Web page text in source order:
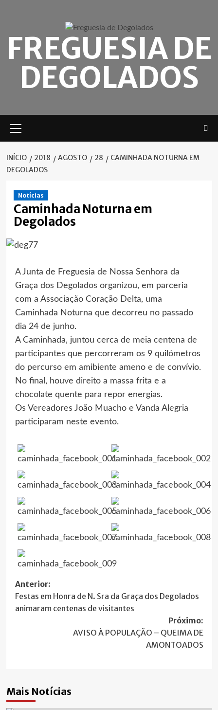
FREGUESIA DE
DEGOLADOS
principal
INÍCIO 2018 AGOSTO 28
CAMINHADA NOTURNA EM
DEGOLADOS
Notícias
Caminhada Noturna em
Degolados
A Junta de Freguesia de Nossa Senhora da
Graça dos Degolados organizou, em parceria
com a Associação Coração Delta, uma
Caminhada Noturna que decorreu no passado
dia 24 de junho.
A Caminhada, juntou cerca de meia centena de
participantes que percorreram os 9 quilómetros
do percurso em amibiente ameno e de convívio.
No final, houve direito a massa frita e a
chocolate quente para repor energias.
Os Vereadores João Muacho e Vanda Alegria
participaram neste evento.
Navegação
de
artigos
Anterior:
Festas em Honra de N. Sra da Graça dos Degolados
animaram centenas de visitantes
Próximo:
AVISO À POPULAÇÃO – QUEIMA DE
AMONTOADOS
Mais Notícias